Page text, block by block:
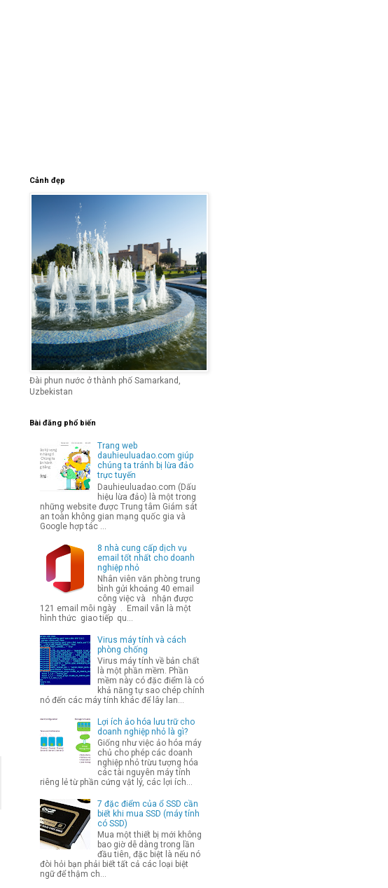
Cảnh đẹp
Đài phun nước ở thành phố Samarkand,
Uzbekistan
Bài đăng phổ biến
Trang web
dauhieuluadao.com giúp
chúng ta tránh bị lừa đảo
trực tuyến
Dauhieuluadao.com (Dấu
hiệu lừa đảo) là một trong
những website được Trung tâm Giám sát
an toàn không gian mạng quốc gia và
Google hợp tác ...
8 nhà cung cấp dịch vụ
email tốt nhất cho doanh
nghiệp nhỏ
Nhân viên văn phòng trung
bình gửi khoảng 40 email
công việc và nhận được
121 email mỗi ngày . Email vẫn là một
hình thức giao tiếp qu...
Virus máy tính và cách
phòng chống
Virus máy tính về bản chất
là một phần mềm. Phần
mềm này có đặc điểm là có
khả năng tự sao chép chính
nó đến các máy tính khác để lây lan...
Lợi ích ảo hóa lưu trữ cho
doanh nghiệp nhỏ là gì?
Giống như việc ảo hóa máy
chủ cho phép các doanh
nghiệp nhỏ trừu tượng hóa
các tài nguyên máy tính
riêng lẻ từ phần cứng vật lý, các lợi ích...
7 đặc điểm của ổ SSD cần
biết khi mua SSD (máy tính
có SSD)
Mua một thiết bị mới không
bao giờ dễ dàng trong lần
đầu tiên, đặc biệt là nếu nó
đòi hỏi bạn phải biết tất cả các loại biệt
ngữ để thậm ch...